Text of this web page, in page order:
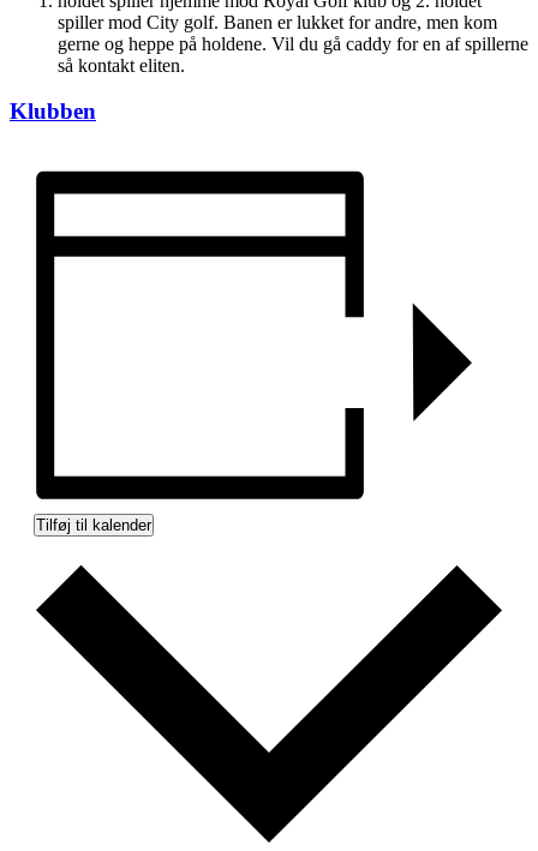
spiller mod City golf. Banen er lukket for andre, men kom
gerne og heppe på holdene. Vil du gå caddy for en af spillerne
så kontakt eliten.
Klubben
Tilføj til kalender